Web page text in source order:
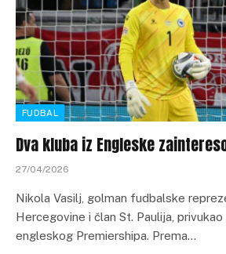
FUDBAL
Dva kluba iz Engleske
27/04/2026
Nikola Vasilj, golman fudbalske
Hercegovine i član St. Paulija,
engleskog Premiershipa. Prema…